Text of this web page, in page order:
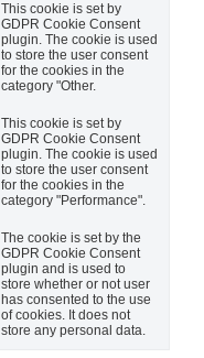
This cookie is set by
GDPR Cookie Consent
plugin. The cookie is used
to store the user consent
for the cookies in the
category "Other.
This cookie is set by
GDPR Cookie Consent
plugin. The cookie is used
to store the user consent
for the cookies in the
category "Performance".
The cookie is set by the
GDPR Cookie Consent
plugin and is used to
store whether or not user
has consented to the use
of cookies. It does not
store any personal data.